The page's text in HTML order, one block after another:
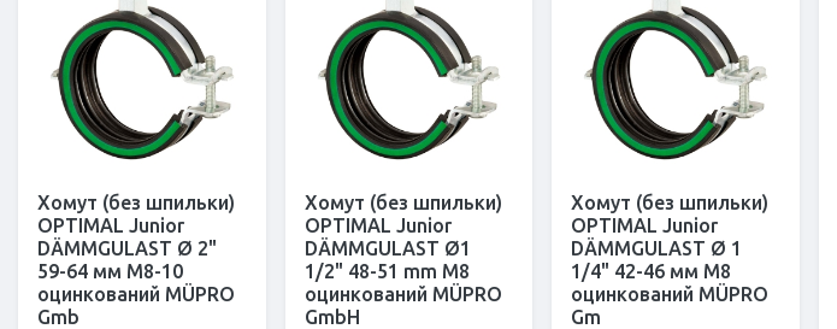
Хомут (без шпильки)
OPTIMAL Junior
DÄMMGULAST Ø 2"
59-64 мм M8-10
оцинкований MÜPRO
Gmb
Хомут (без шпильки)
OPTIMAL Junior
DÄMMGULAST Ø1
1/2" 48-51 mm M8
оцинкований MÜPRO
GmbH
Хомут (без шпильки)
OPTIMAL Junior
DÄMMGULAST Ø 1
1/4" 42-46 мм M8
оцинкований MÜPRO
Gm